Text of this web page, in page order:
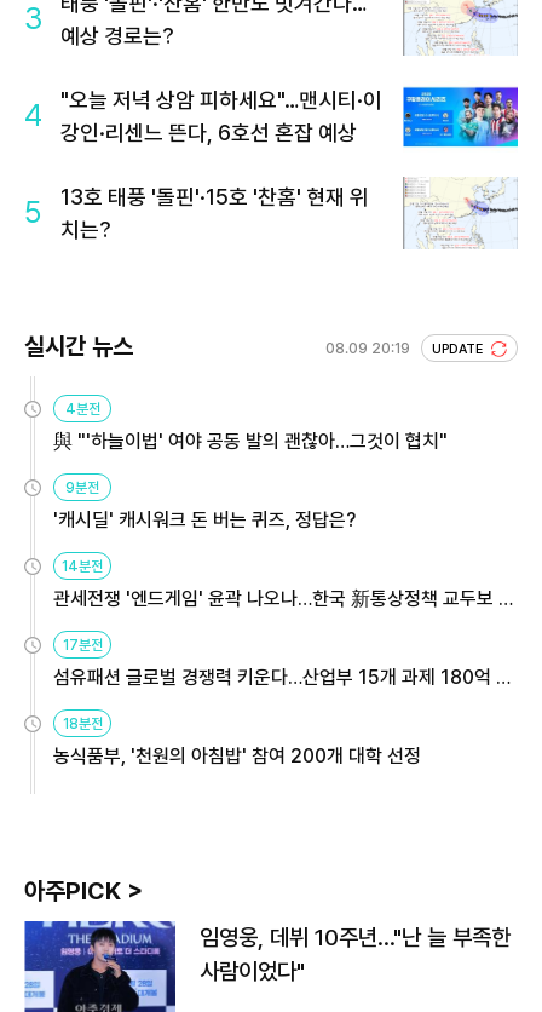
3
예상 경로는?
4
"오늘 저녁 상암 피하세요"…맨시티·이
강인·리센느 뜬다, 6호선 혼잡 예상
5
13호 태풍 '돌핀'·15호 '찬홈' 현재 위
치는?
실시간 뉴스 08.09 20:19 UPDATE
4분전
與 "'하늘이법' 여야 공동 발의 괜찮아…그것이 협치"
9분전
'캐시딜' 캐시워크 돈 버는 퀴즈, 정답은?
14분전
관세전쟁 '엔드게임' 윤곽 나오나…한국 新통상정책 교두보 활
용해야
17분전
섬유패션 글로벌 경쟁력 키운다…산업부 15개 과제 180억 지
원
18분전
농식품부, '천원의 아침밥' 참여 200개 대학 선정
아주PICK >
임영웅, 데뷔 10주년…"난 늘 부족한
사람이었다"